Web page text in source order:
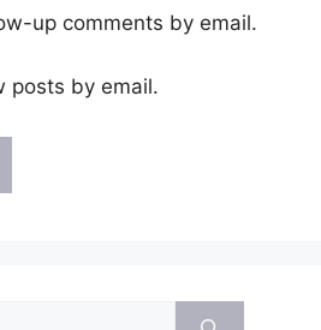
up comments by email.
posts by email.